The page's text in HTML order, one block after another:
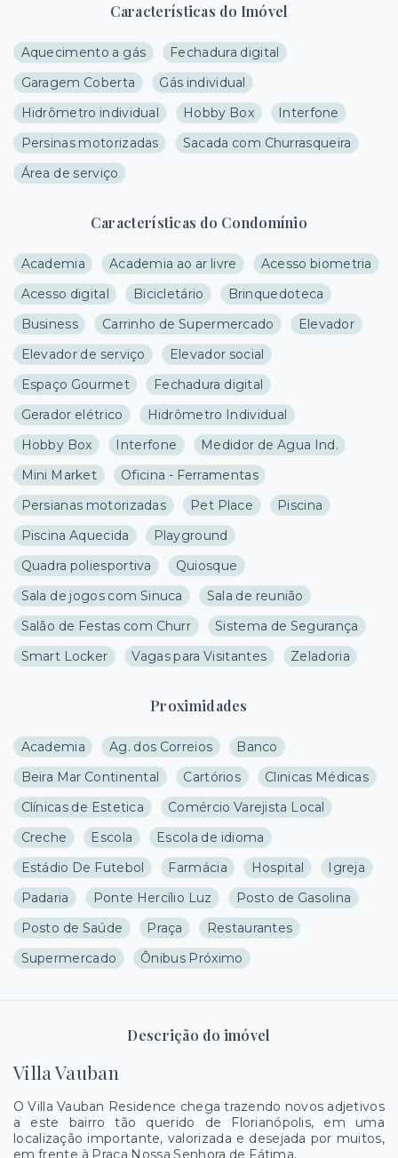
Características do Imóvel
Aquecimento a gás
Fechadura digital
Garagem Coberta
Gás individual
Hidrômetro individual
Hobby Box
Interfone
Persinas motorizadas
Sacada com Churrasqueira
Área de serviço
Características do Condomínio
Academia Academia ao ar livre
Acesso biometria
Acesso digital
Bicicletário
Brinquedoteca
Business
Carrinho de Supermercado
Elevador
Elevador de serviço
Elevador social
Espaço Gourmet
Fechadura digital
Gerador elétrico
Hidrômetro Individual
Hobby Box
Interfone
Medidor de Agua Ind.
Mini Market
Oficina - Ferramentas
Persianas motorizadas
Pet Place
Piscina
Piscina Aquecida
Playground
Quadra poliesportiva
Quiosque
Sala de jogos com Sinuca
Sala de reunião
Salão de Festas com Churr
Sistema de Segurança
Smart Locker
Vagas para Visitantes Zeladoria
Proximidades
Academia Ag. dos Correios
Banco
Beira Mar Continental
Cartórios
Clinicas Médicas
Clínicas de Estetica
Comércio Varejista Local
Creche
Escola
Escola de idioma
Estádio De Futebol
Farmácia Hospital
Igreja
Padaria
Ponte Hercílio Luz
Posto de Gasolina
Posto de Saúde
Praça
Restaurantes
Supermercado
Ônibus Próximo
Descrição do imóvel
Villa Vauban
O Villa Vauban Residence chega trazendo novos adjetivos
a este bairro tão querido de Florianópolis, em uma
localização importante, valorizada e desejada por muitos,
em frente à Praça Nossa Senhora de Fátima.